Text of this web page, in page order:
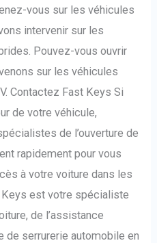
vous sur les véhicules
intervenir sur les
Pouvez-vous ouvrir
sur les véhicules
Contactez Fast Keys Si
de votre véhicule,
de l’ouverture de
rapidement pour vous
à votre voiture dans les
est votre spécialiste
de l’assistance
de serrurerie automobile en